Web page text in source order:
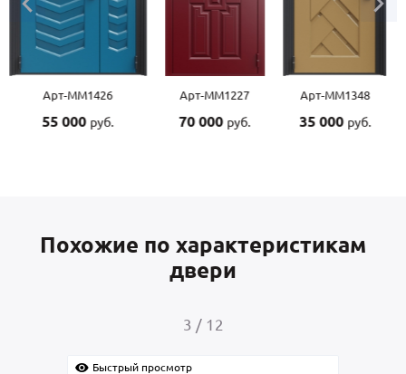
Арт-ММ1227
70 000руб.
Арт-ММ1348
35 000 руб.
Арт-ММ1507
55 000руб.
Похожие по характеристикам
двери
4 / 12
Быстрый просмотр